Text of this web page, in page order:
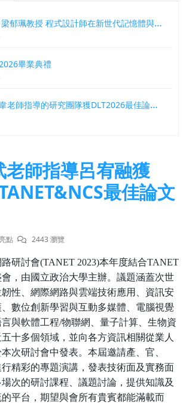
【專題演講】 梁郁珮教授 程式設計師在新世代記憶體與儲存系統中的角色與挑戰
畢業典禮
周兆龍及郭崇韋老師指導的研究團隊獲DLT2026最佳論文獎
老師指導呂宥融獲
最佳論文
點 2443 瀏覽
研討會(TANET 2023)本年度結合TANET
，由國立政治大學主辦。議題涵蓋次世
性、網際網路與雲端技術應用、資訊安
數位創新學習與互動多媒體、電腦視覺
與軟體工程/物聯網、量子計算、生物資
十多個領域，並向各方資訊相關從業人
次研討會中發表。本屆邀請產、官、
精彩的專題演講，發表技術面及實務面
次的研討課程、議題討論，提供知識及
平台，期望與會所有貴賓都能滿載而